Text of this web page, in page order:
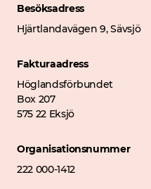
Besöksadress
Hjärtlandavägen 9, Sävsjö
Fakturaadress
Höglandsförbundet
Box 207
575 22 Eksjö
Organisationsnummer
222 000-1412